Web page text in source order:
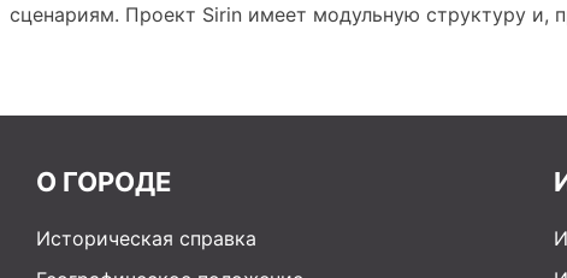
сценариям. Проект Sirin имеет модульную структуру и,
О ГОРОДЕ
Историческая справка